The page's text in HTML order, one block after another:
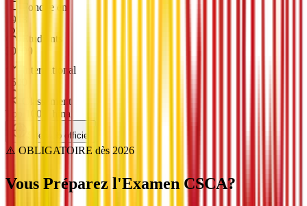
Fondée en
1958
Étudiants
30000
International
1500
Classement
Top 100 China
Site web officiel
⚠️ OBLIGATOIRE dès 2026
Vous Préparez l'Examen CSCA?